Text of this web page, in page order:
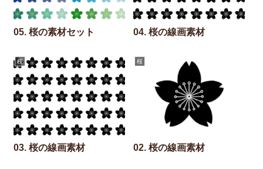
05. 桜の素材セット 04. 桜の線画素材
桜
03. 桜の線画素材
桜
02. 桜の線画素材